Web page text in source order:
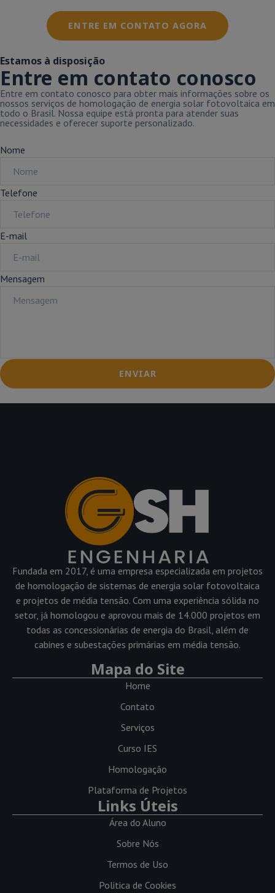
ENTRE EM CONTATO AGORA
Estamos à disposição
Entre em contato conosco
Entre em contato conosco para obter mais informações sobre os
nossos serviços de homologação de energia solar fotovoltaica em
todo o Brasil. Nossa equipe está pronta para atender suas
necessidades e oferecer suporte personalizado.
Nome
Telefone
E-mail
Mensagem
ENVIAR
Fundada em 2017, é uma empresa especializada em projetos
de homologação de sistemas de energia solar fotovoltaica
e projetos de média tensão. Com uma experiência sólida no
setor, já homologou e aprovou mais de 14.000 projetos em
todas as concessionárias de energia do Brasil, além de
cabines e subestações primárias em média tensão.
Mapa do Site
Home
Contato
Serviços
Curso IES
Homologação
Plataforma de Projetos
Links Úteis
Área do Aluno
Sobre Nós
Termos de Uso
Politica de Cookies